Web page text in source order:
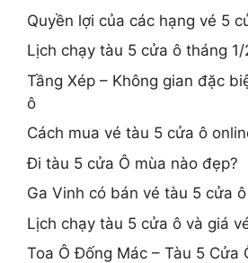
Quyền lợi của các hạng vé 5
Lịch chạy tàu 5 cửa ô tháng
Tầng Xép – Không gian đặc
ô
Cách mua vé tàu 5 cửa ô
Đi tàu 5 cửa Ô mùa nào đẹp?
Ga Vinh có bán vé tàu 5 cửa
Lịch chạy tàu 5 cửa ô và giá
Toa Ô Đống Mác – Tàu 5 Cửa